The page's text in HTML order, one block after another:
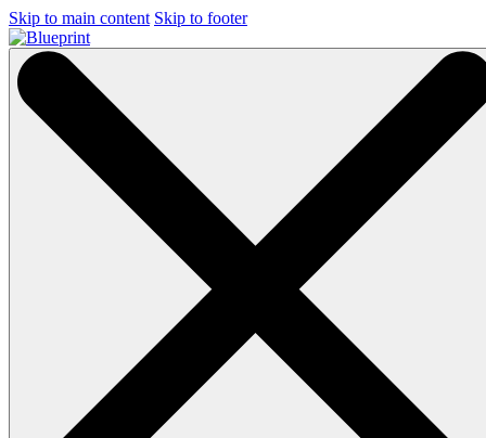
Skip to main content Skip to footer